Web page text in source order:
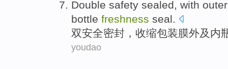
Double safety sealed, with outer
bottle freshness seal.
双安全密封 ， 收缩包装膜外及 内
youdao